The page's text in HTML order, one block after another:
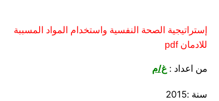
إستراتيجية الصحة النفسية واستخدام المواد المسببة
للادمان pdf
من اعداد : غ/م
سنة :2015